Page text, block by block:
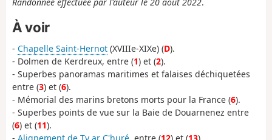
Randonnée effectuée par l'auteur le 20 août 2022.
À voir
- Chapelle Saint-Hernot (XVIIIe-XIXe) (D).
- Dolmen de Kerdreux, entre (1) et (2).
- Superbes panoramas maritimes et falaises déchiquetées
entre (3) et (6).
- Mémorial des marins bretons morts pour la France (6).
- Superbes points de vue sur la Baie de Douarnenez entre
(6) et (11).